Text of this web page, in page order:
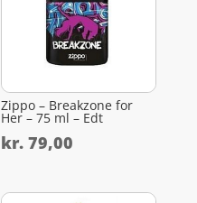
Zippo – Breakzone for
Her – 75 ml – Edt
kr. 79,00